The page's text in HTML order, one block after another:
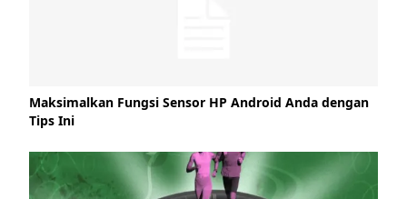
Maksimalkan Fungsi Sensor HP Android Anda dengan
Tips Ini